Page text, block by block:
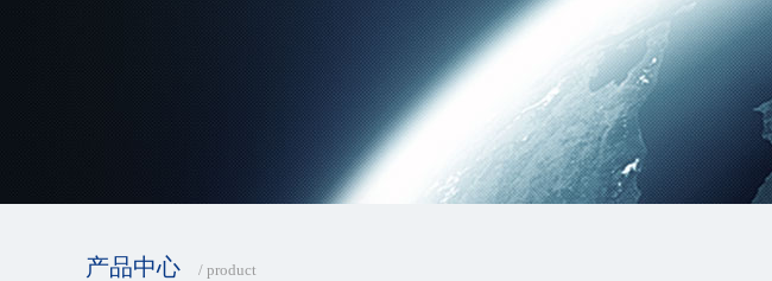
产品中心 / product